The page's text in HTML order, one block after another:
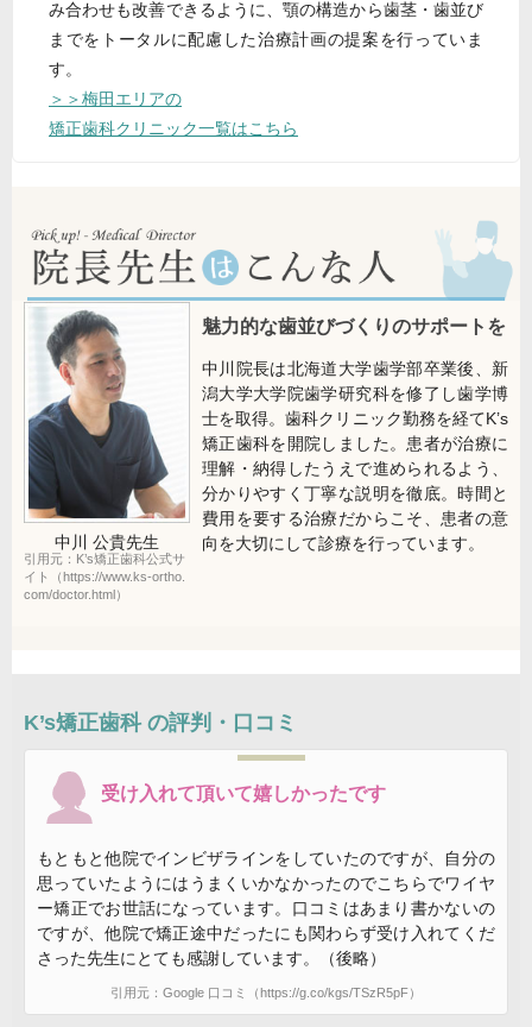
み合わせも改善できるように、顎の構造から歯茎・歯並び
までをトータルに配慮した治療計画の提案を行っていま
す。
＞＞梅田エリアの
矯正歯科クリニック一覧はこちら
中川 公貴先生
引用元：K’s矯正歯科公式サ
イト（https://www.ks-ortho.
com/doctor.html）
魅力的な歯並びづくりのサポートを
中川院長は北海道大学歯学部卒業後、新
潟大学大学院歯学研究科を修了し歯学博
士を取得。歯科クリニック勤務を経てK’s
矯正歯科を開院しました。患者が治療に
理解・納得したうえで進められるよう、
分かりやすく丁寧な説明を徹底。時間と
費用を要する治療だからこそ、患者の意
向を大切にして診療を行っています。
K’s矯正歯科 の評判・口コミ
受け入れて頂いて嬉しかったです
もともと他院でインビザラインをしていたのですが、自分の
思っていたようにはうまくいかなかったのでこちらでワイヤ
ー矯正でお世話になっています。口コミはあまり書かないの
ですが、他院で矯正途中だったにも関わらず受け入れてくだ
さった先生にとても感謝しています。（後略）
引用元：Google 口コミ（https://g.co/kgs/TSzR5pF）